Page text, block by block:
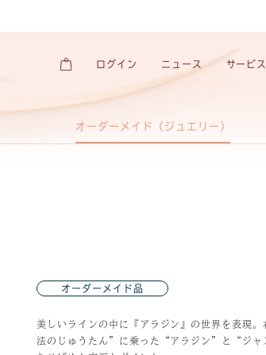
ログイン ニュース サービス
オーダーメイド（ジュエリー）
オーダーメイド品
美しいラインの中に『アラジン』の世界を表現
法のじゅうたん”に乗った“アラジン”と“ジャ